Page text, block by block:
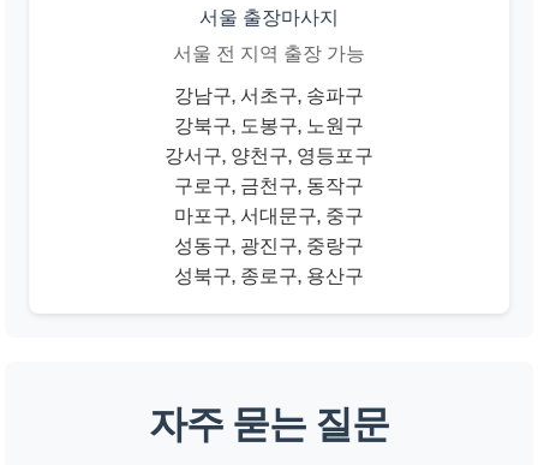
서울 출장마사지
서울 전 지역 출장 가능
강남구, 서초구, 송파구
강북구, 도봉구, 노원구
강서구, 양천구, 영등포구
구로구, 금천구, 동작구
마포구, 서대문구, 중구
성동구, 광진구, 중랑구
성북구, 종로구, 용산구
자주 묻는 질문